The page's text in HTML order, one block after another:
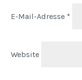
E-Mail-Adresse *
Website